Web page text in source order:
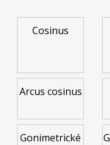
Cosinus
Arcus cosinus
Gonimetrické